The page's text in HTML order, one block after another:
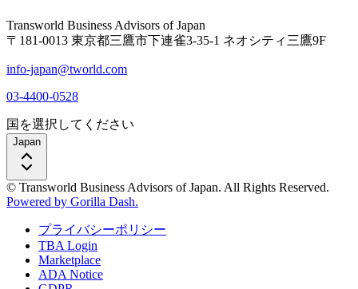
Transworld Business Advisors of Japan
〒181-0013 東京都三鷹市下連雀3-35-1 ネオシティ三鷹9F
info-japan@tworld.com
03-4400-0528
国を選択してください
Japan
© Transworld Business Advisors of Japan. All Rights Reserved.
Powered by Gorilla Dash.
プライバシーポリシー
TBA Login
Marketplace
ADA Notice